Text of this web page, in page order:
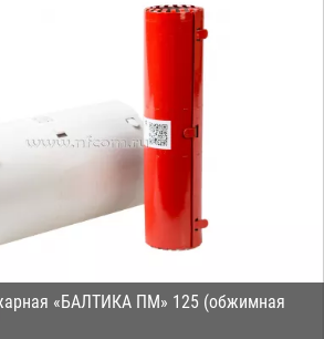
«БАЛТИКА ПМ» 125 (обжимная